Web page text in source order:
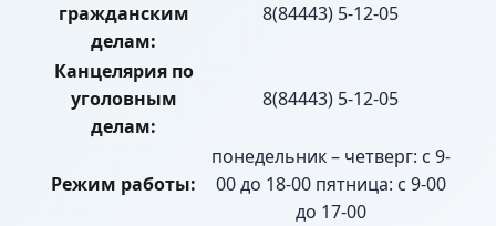
гражданским
делам:
8(84443) 5-12-05
Канцелярия по
уголовным
делам:
8(84443) 5-12-05
Режим работы:
понедельник – четверг: с 9-
00 до 18-00 пятница: с 9-00
до 17-00